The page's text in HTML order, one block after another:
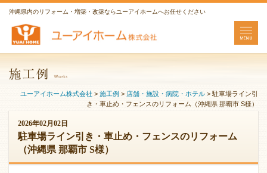
沖縄県内のリフォーム・増築・改築ならユーアイホームへお任せください
ユーアイホーム株式会社 > 施工例 > 店舗・施設・病院・ホテル > 駐車場ライン引
き・車止め・フェンスのリフォーム（沖縄県 那覇市 S様）
2026年02月02日
駐車場ライン引き・車止め・フェンスのリフォーム
（沖縄県 那覇市 S様）